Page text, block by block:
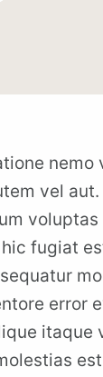
vel
fugiat
error
itaque